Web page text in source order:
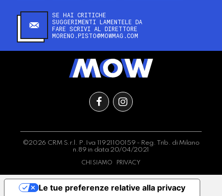
SE HAI CRITICHE
SUGGERIMENTI LAMENTELE DA
FARE SCRIVI AL DIRETTORE
MORENO.PISTO@MOWMAG.COM
©2026 CRM S.r.l. P.Iva 11921100159 - Reg. Trib. di Milano
n.89 in data 20/04/2021
CHI SIAMO PRIVACY
Le tue preferenze relative alla privacy